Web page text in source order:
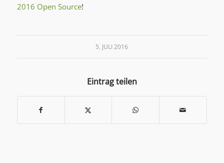
2016 Open Source!
5. JULI 2016
Eintrag teilen